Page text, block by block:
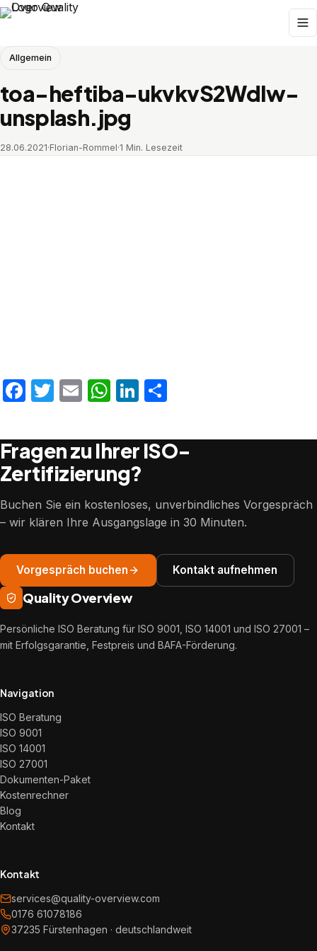
Allgemein
toa-heftiba-ukvkvS2Wdlw-
unsplash.jpg
28.06.2021·Florian-Rommel·1 Min. Lesezeit
Facebook
Twitter
EmailWhatsApp
LinkedIn
Fragen zu Ihrer ISO-
Zertifizierung?
Buchen Sie ein kostenloses, unverbindliches Vorgespräch
– wir klären Ihre Ausgangslage in 30 Minuten.
Vorgespräch buchen Kontakt aufnehmen
Quality Overview
Persönliche ISO Beratung für ISO 9001, ISO 14001 und ISO 27001 –
mit Erfolgsgarantie, Festpreis und BAFA-Förderung.
Navigation
ISO Beratung
ISO 9001
ISO 14001
ISO 27001
Dokumenten-Paket
Kostenrechner
Blog
Kontakt
Kontakt
services@quality-overview.com
0176 61078186
37235 Fürstenhagen · deutschlandweit